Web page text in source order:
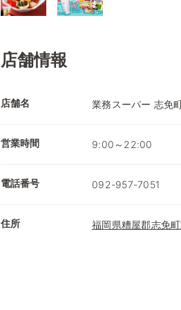
店舗情報
店舗名 業務スーパー 志免
営業時間 9:00～22:00
電話番号 092-957-7051
住所 福岡県糟屋郡志免